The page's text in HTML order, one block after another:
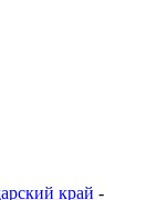
край -